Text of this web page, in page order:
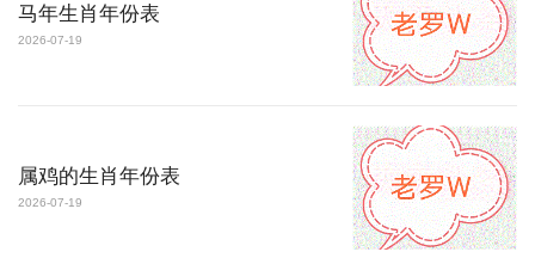
马年生肖年份表
2026-07-19
属鸡的生肖年份表
2026-07-19